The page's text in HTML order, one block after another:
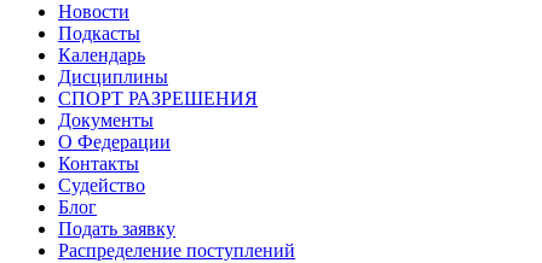
Новости
Подкасты
Календарь
Дисциплины
СПОРТ РАЗРЕШЕНИЯ
Документы
О Федерации
Контакты
Судейство
Блог
Подать заявку
Распределение поступлений